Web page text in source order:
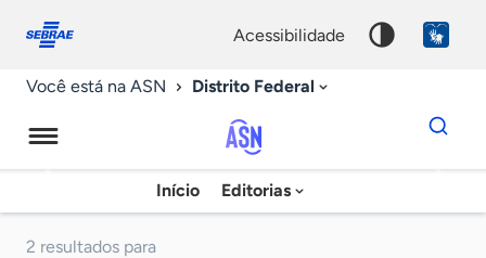
conosco
acessibilidade
Você está na ASN Distrito Federal
Agência
Sebrae
Início Editorias
Dados
para
chave
2 resultados para